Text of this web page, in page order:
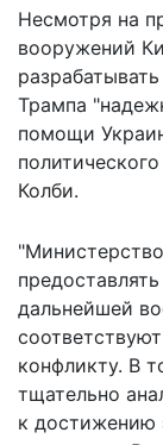
Несмотря на
вооружений
Трампа
помощи
Колби.
дальнейшей
конфликту. В
тщательно
к достижению